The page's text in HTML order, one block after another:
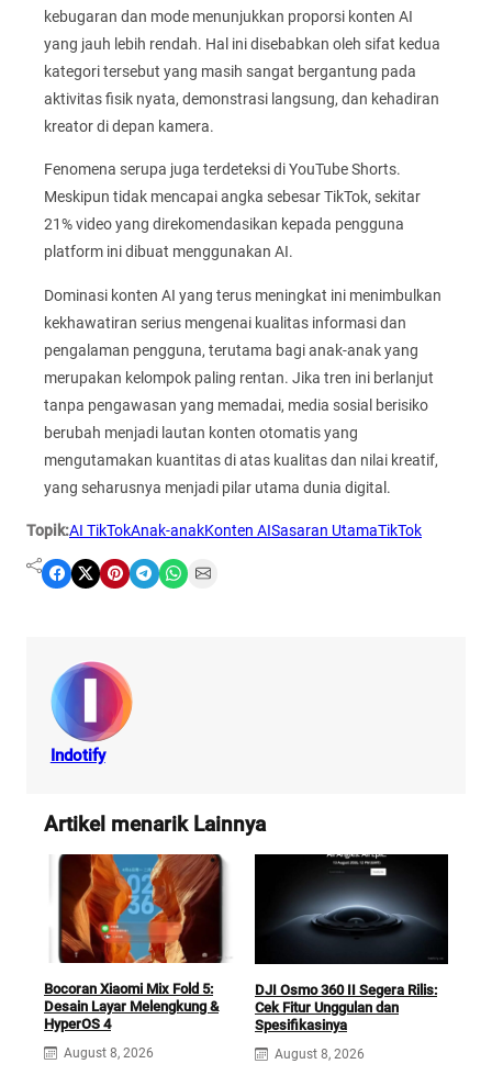
kebugaran dan mode menunjukkan proporsi konten AI
yang jauh lebih rendah. Hal ini disebabkan oleh sifat kedua
kategori tersebut yang masih sangat bergantung pada
aktivitas fisik nyata, demonstrasi langsung, dan kehadiran
kreator di depan kamera.
Fenomena serupa juga terdeteksi di YouTube Shorts.
Meskipun tidak mencapai angka sebesar TikTok, sekitar
21% video yang direkomendasikan kepada pengguna
platform ini dibuat menggunakan AI.
Dominasi konten AI yang terus meningkat ini menimbulkan
kekhawatiran serius mengenai kualitas informasi dan
pengalaman pengguna, terutama bagi anak-anak yang
merupakan kelompok paling rentan. Jika tren ini berlanjut
tanpa pengawasan yang memadai, media sosial berisiko
berubah menjadi lautan konten otomatis yang
mengutamakan kuantitas di atas kualitas dan nilai kreatif,
yang seharusnya menjadi pilar utama dunia digital.
Topik:AI TikTokAnak-anakKonten AISasaran UtamaTikTok
Share on Facebook Share on X Share on Pinterest Share on Telegram Share on WhatsApp Share on Email
Indotify
Artikel menarik Lainnya
Bocoran Xiaomi Mix Fold 5:
Desain Layar Melengkung &
HyperOS 4
August 8, 2026
DJI Osmo 360 II Segera Rilis:
Cek Fitur Unggulan dan
Spesifikasinya
August 8, 2026